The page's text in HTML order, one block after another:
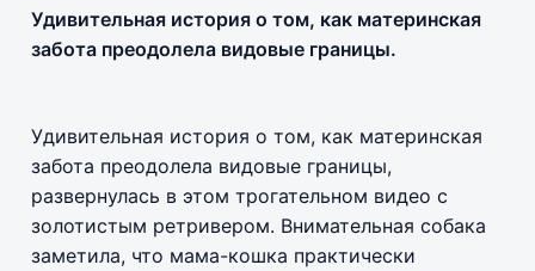
Удивительная история о том, как материнская
забота преодолела видовые границы.
Удивительная история о том, как материнская
забота преодолела видовые границы,
развернулась в этом трогательном видео с
золотистым ретривером. Внимательная собака
заметила, что мама-кошка практически